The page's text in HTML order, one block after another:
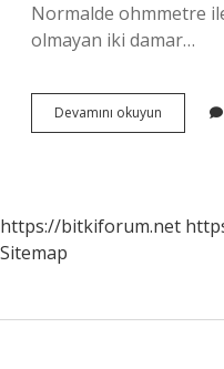
Normalde ohmmetre
olmayan iki damar…
Devamını okuyun
Devre
https://bitkiforum.net
Sitemap